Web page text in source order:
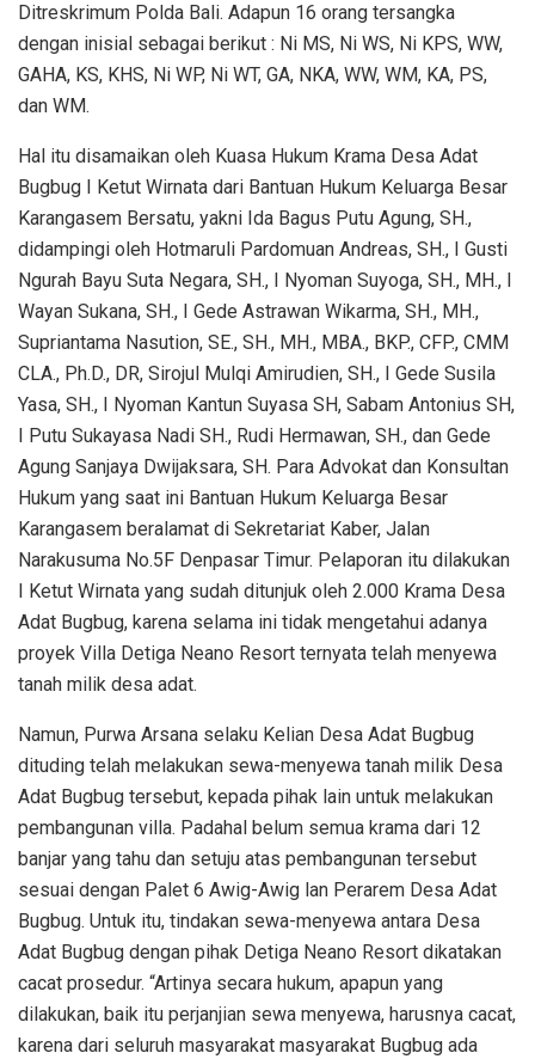
Ditreskrimum Polda Bali. Adapun 16 orang tersangka
dengan inisial sebagai berikut : Ni MS, Ni WS, Ni KPS, WW,
GAHA, KS, KHS, Ni WP, Ni WT, GA, NKA, WW, WM, KA, PS,
dan WM.
Hal itu disamaikan oleh Kuasa Hukum Krama Desa Adat
Bugbug I Ketut Wirnata dari Bantuan Hukum Keluarga Besar
Karangasem Bersatu, yakni Ida Bagus Putu Agung, SH.,
didampingi oleh Hotmaruli Pardomuan Andreas, SH., I Gusti
Ngurah Bayu Suta Negara, SH., I Nyoman Suyoga, SH., MH., I
Wayan Sukana, SH., I Gede Astrawan Wikarma, SH., MH.,
Supriantama Nasution, SE., SH., MH., MBA., BKP., CFP., CMM
CLA., Ph.D., DR, Sirojul Mulqi Amirudien, SH., I Gede Susila
Yasa, SH., I Nyoman Kantun Suyasa SH, Sabam Antonius SH,
I Putu Sukayasa Nadi SH., Rudi Hermawan, SH., dan Gede
Agung Sanjaya Dwijaksara, SH. Para Advokat dan Konsultan
Hukum yang saat ini Bantuan Hukum Keluarga Besar
Karangasem beralamat di Sekretariat Kaber, Jalan
Narakusuma No.5F Denpasar Timur. Pelaporan itu dilakukan
I Ketut Wirnata yang sudah ditunjuk oleh 2.000 Krama Desa
Adat Bugbug, karena selama ini tidak mengetahui adanya
proyek Villa Detiga Neano Resort ternyata telah menyewa
tanah milik desa adat.
Namun, Purwa Arsana selaku Kelian Desa Adat Bugbug
dituding telah melakukan sewa-menyewa tanah milik Desa
Adat Bugbug tersebut, kepada pihak lain untuk melakukan
pembangunan villa. Padahal belum semua krama dari 12
banjar yang tahu dan setuju atas pembangunan tersebut
sesuai dengan Palet 6 Awig-Awig lan Perarem Desa Adat
Bugbug. Untuk itu, tindakan sewa-menyewa antara Desa
Adat Bugbug dengan pihak Detiga Neano Resort dikatakan
cacat prosedur. “Artinya secara hukum, apapun yang
dilakukan, baik itu perjanjian sewa menyewa, harusnya cacat,
karena dari seluruh masyarakat masyarakat Bugbug ada